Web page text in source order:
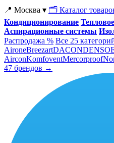
📍 Москва ▾ 🗂 Каталог
Кондиционирование
Аспирационные системы
Распродажа % Все 25
AironeBreezartDACONDENSO
AirconKomfoventMercorproof
47 брендов →